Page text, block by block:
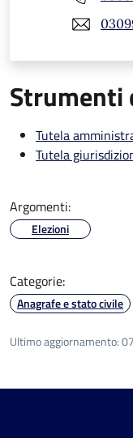
Strumenti
Tutela
Tutela
Argomenti:
Elezioni
Categorie:
Anagrafe e stato civile
Ultimo aggiornamento: